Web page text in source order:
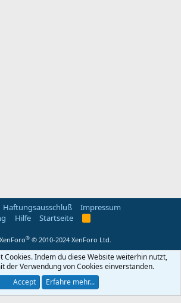
Haftungsausschluß
Impressum
Hilfe Startseite
R
® © 2010-2024 XenForo Ltd.
Cookies. Indem du diese Website weiterhin nutzt,
der Verwendung von Cookies einverstanden.
Accept
Erfahre mehr...